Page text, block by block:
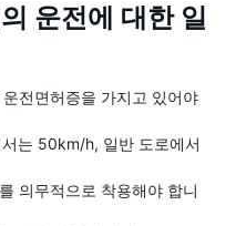
운전에 대한 일
전면허증을 가지고 있어야
는 50km/h, 일반 도로에서
의무적으로 착용해야 합니